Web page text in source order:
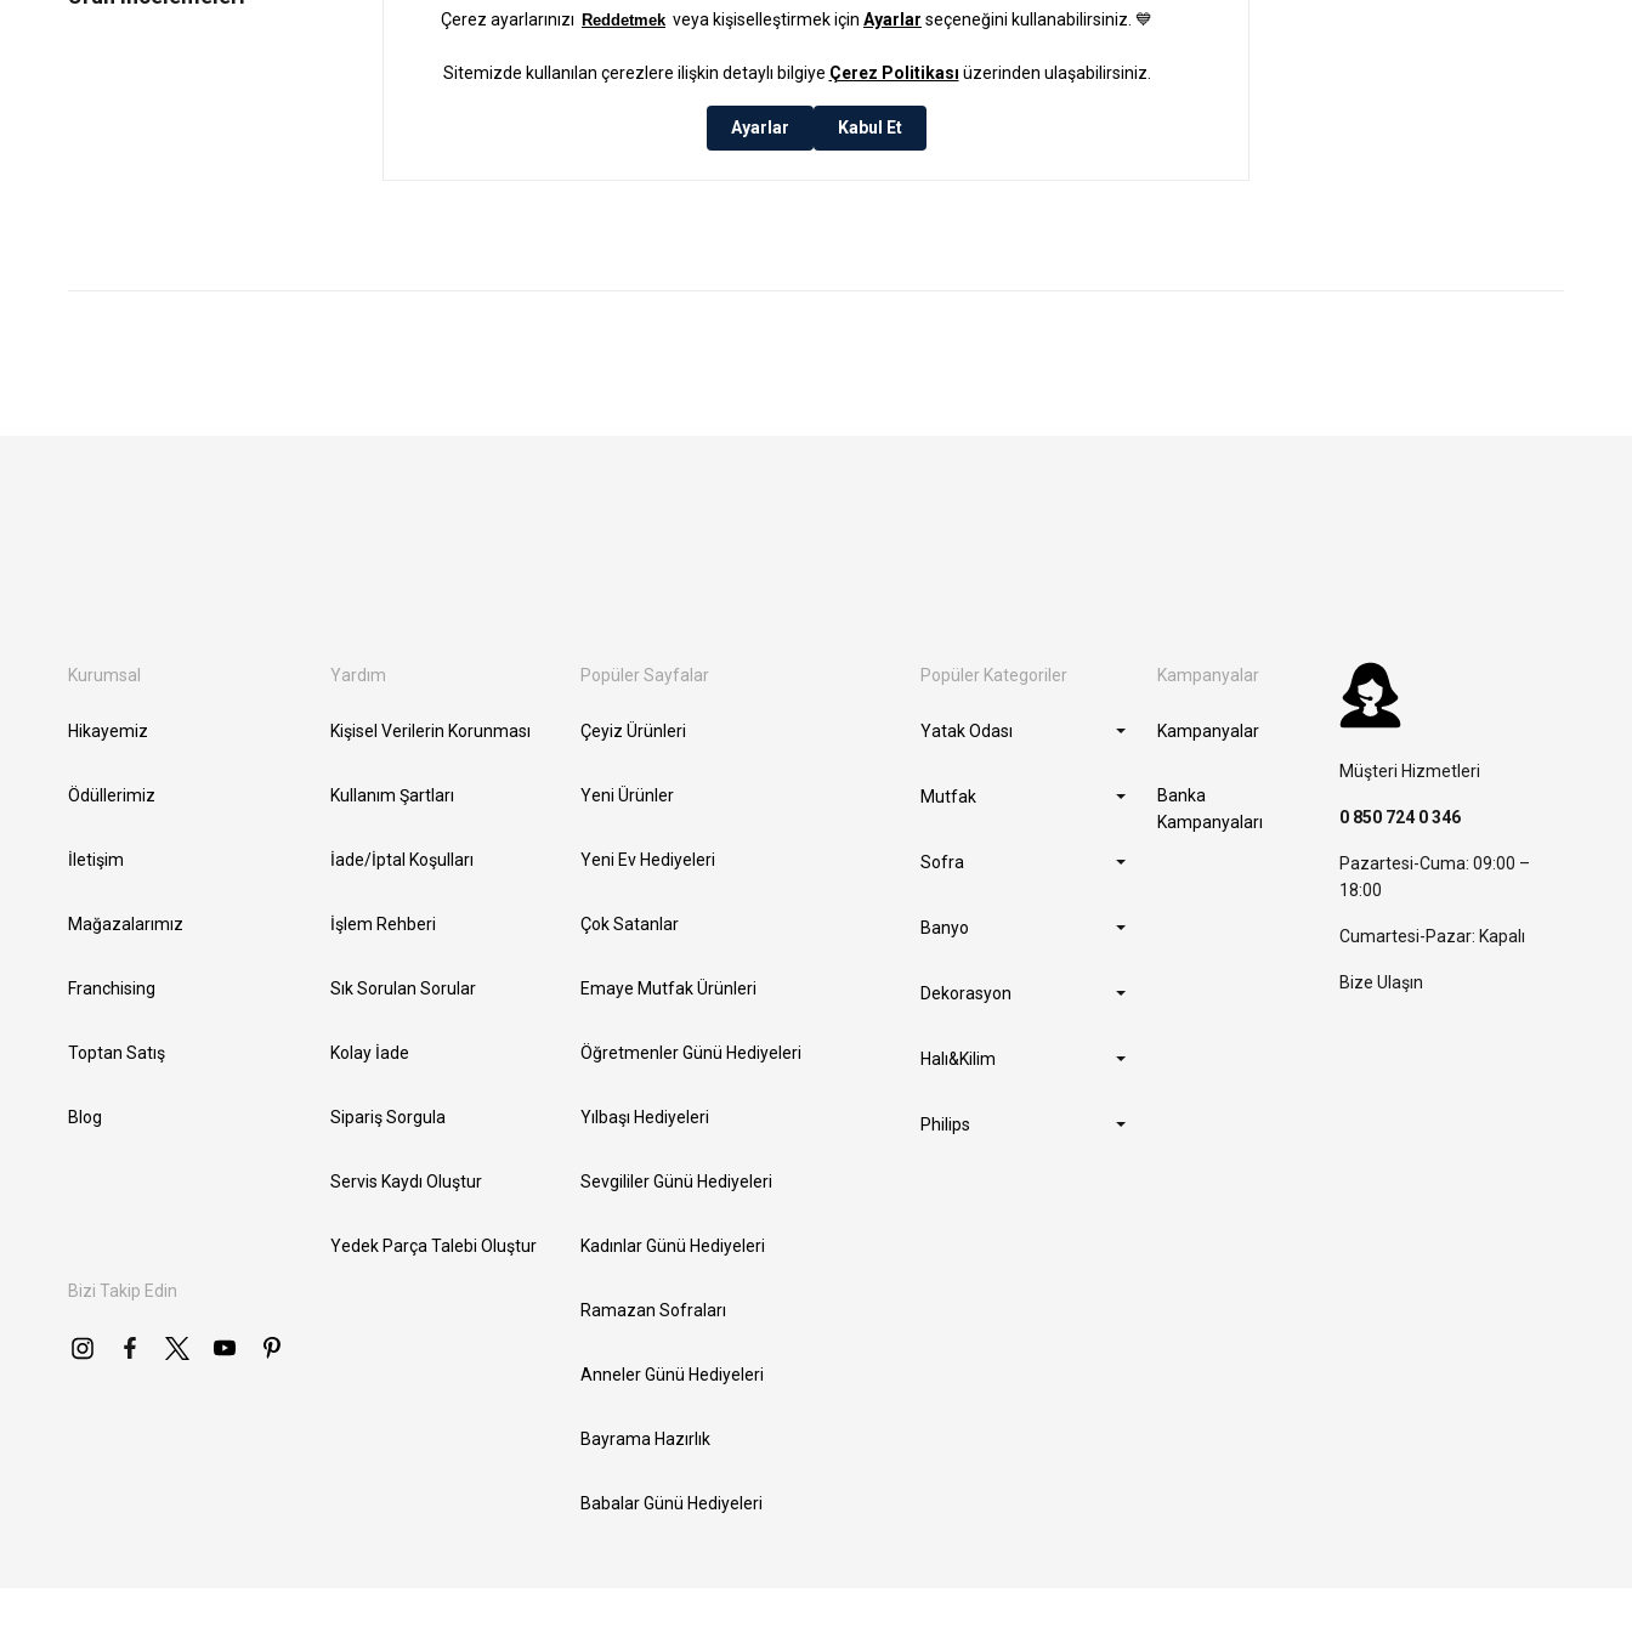
Kurumsal
Hikayemiz
Ödüllerimiz
İletişim
Mağazalarımız
Franchising
Toptan Satış
Blog
Bizi Takip Edin
Yardım
Kişisel Verilerin Korunması
Kullanım Şartları
İade/İptal Koşulları
İşlem Rehberi
Sık Sorulan Sorular
Kolay İade
Sipariş Sorgula
Servis Kaydı Oluştur
Yedek Parça Talebi Oluştur
Popüler Sayfalar
Çeyiz Ürünleri
Yeni Ürünler
Yeni Ev Hediyeleri
Çok Satanlar
Emaye Mutfak Ürünleri
Öğretmenler Günü Hediyeleri
Yılbaşı Hediyeleri
Sevgililer Günü Hediyeleri
Kadınlar Günü Hediyeleri
Ramazan Sofraları
Anneler Günü Hediyeleri
Bayrama Hazırlık
Babalar Günü Hediyeleri
Popüler Kategoriler
Yatak Odası
Mutfak
Sofra
Banyo
Dekorasyon
Halı&Kilim
Philips
Kampanyalar
Kampanyalar
Banka
Kampanyaları
Müşteri Hizmetleri
0 850 724 0 346
Pazartesi-Cuma: 09:00 –
18:00
Cumartesi-Pazar: Kapalı
Bize Ulaşın